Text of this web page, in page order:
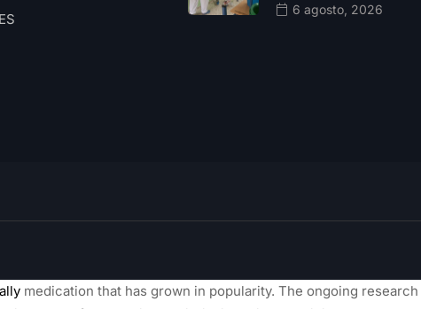
6 agosto, 2026
medication that has grown in popularity. The ongoing